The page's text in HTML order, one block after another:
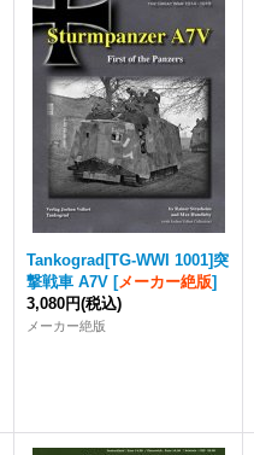
Tankograd [TG-WWI 1001]突
撃戦車 A7V [メーカー絶版]
3,080円(税込)
メーカー絶版